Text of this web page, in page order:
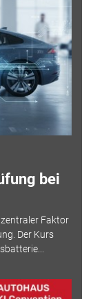
bei
Faktor
Der Kurs